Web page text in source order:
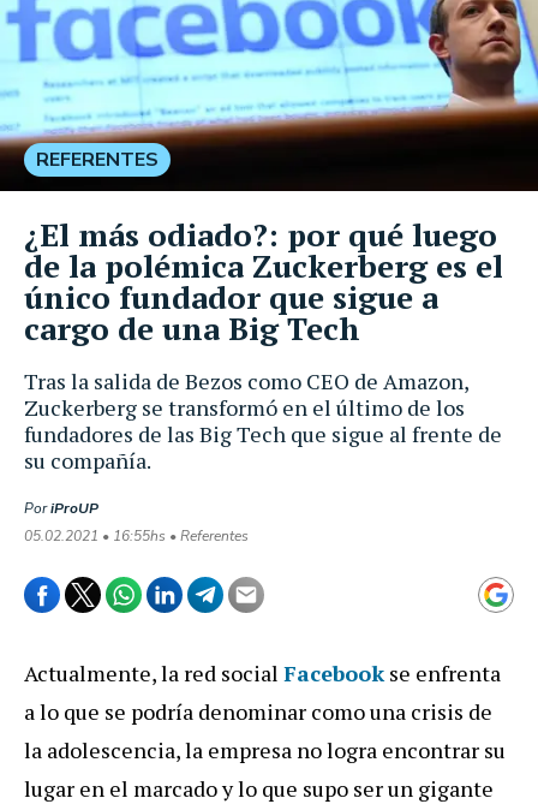
Tras la salida de Bezos como CEO de Amazon,
Zuckerberg se transformó en el último de los
fundadores de las Big Tech que sigue al frente de
su compañía.
PoriProUP
05.02.2021 • 16:55hs • Referentes
REFERENTES
¿El más odiado?: por qué luego
de la polémica Zuckerberg es el
único fundador que sigue a
cargo de una Big Tech
Actualmente, la red social Facebookse enfrenta
a lo que se podría denominar como una crisis de
la adolescencia, la empresa no logra encontrar su
lugar en el marcado y lo que supo ser un gigante